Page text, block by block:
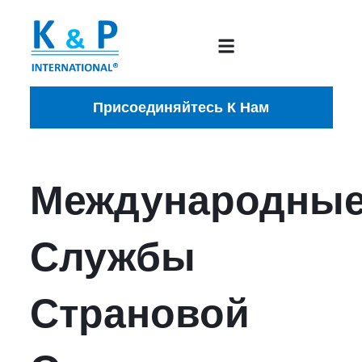
Присоединяйтесь К Нам
Службы
Страновой